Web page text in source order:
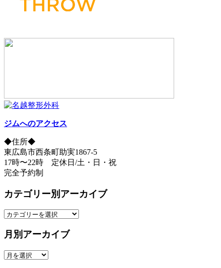
ジムへのアクセス
◆住所◆
東広島市西条町助実1867-5
17時〜22時 定休日/土・日・祝
完全予約制
カテゴリー別アーカイブ
カ
ゴ
ー
月別アーカイブ
月